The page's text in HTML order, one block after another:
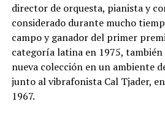
director de orquesta, pianista y
considerado durante mucho
campo y ganador del primer
categoría latina en 1975, también
nueva colección en un ambiente
junto al vibrafonista Cal Tjader,
1967.